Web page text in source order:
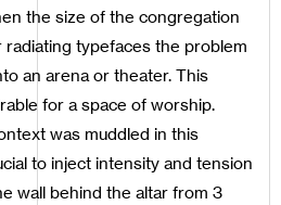
the size of the congregation
radiating typefaces the problem
an arena or theater. This
for a space of worship.
was muddled in this
to inject intensity and tension
wall behind the altar from 3